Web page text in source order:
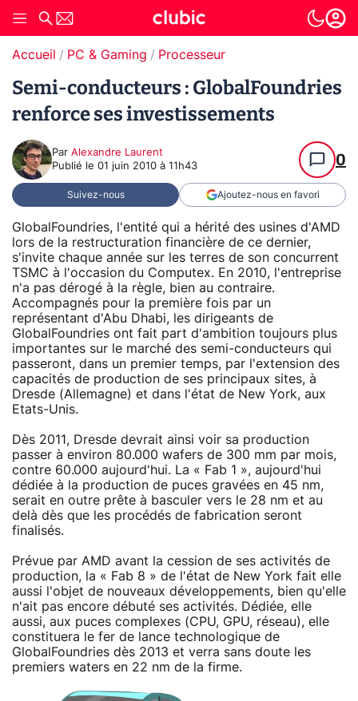
Accueil PC & Gaming Processeur
Semi-conducteurs : GlobalFoundries
renforce ses investissements
Par Alexandre Laurent
Publié le 01 juin 2010 à 11h43 0
Suivez-nous Ajoutez-nous en favori
GlobalFoundries, l'entité qui a hérité des usines d'AMD
lors de la restructuration financière de ce dernier,
s'invite chaque année sur les terres de son concurrent
TSMC à l'occasion du Computex. En 2010, l'entreprise
n'a pas dérogé à la règle, bien au contraire.
Accompagnés pour la première fois par un
représentant d'Abu Dhabi, les dirigeants de
GlobalFoundries ont fait part d'ambition toujours plus
importantes sur le marché des semi-conducteurs qui
passeront, dans un premier temps, par l'extension des
capacités de production de ses principaux sites, à
Dresde (Allemagne) et dans l'état de New York, aux
Etats-Unis.
Dès 2011, Dresde devrait ainsi voir sa production
passer à environ 80.000 wafers de 300 mm par mois,
contre 60.000 aujourd'hui. La « Fab 1 », aujourd'hui
dédiée à la production de puces gravées en 45 nm,
serait en outre prête à basculer vers le 28 nm et au
delà dès que les procédés de fabrication seront
finalisés.
Prévue par AMD avant la cession de ses activités de
production, la « Fab 8 » de l'état de New York fait elle
aussi l'objet de nouveaux développements, bien qu'elle
n'ait pas encore débuté ses activités. Dédiée, elle
aussi, aux puces complexes (CPU, GPU, réseau), elle
constituera le fer de lance technologique de
GlobalFoundries dès 2013 et verra sans doute les
premiers waters en 22 nm de la firme.